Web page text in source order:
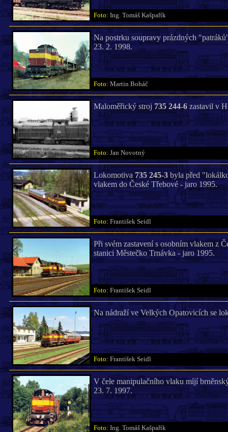
Foto: Ing. Tomáš Kašpařík
Na postrku soupravy prázdných
23. 2. 1998.
Foto: Martin Boháč
Maloměřický stroj 735 244-6zastavil v
Foto: Jan Novotný
Lokomotiva735 245-3byla před
vlakem do České Třebové - jaro 1995.
Foto: František Seidl
Při svém zastavení s osobním vlakem z
stanici Městečko Trnávka - jaro 1995.
Foto: František Seidl
Na nádraží ve Velkých Opatovicích se
Foto: František Seidl
V čele manipulačního vlaku míjí
23. 7. 1997.
Foto: Ing. Tomáš Kašpařík